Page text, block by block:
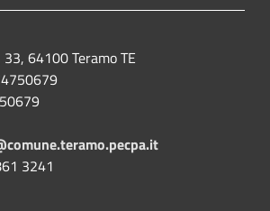
64100 Teramo TE
3241